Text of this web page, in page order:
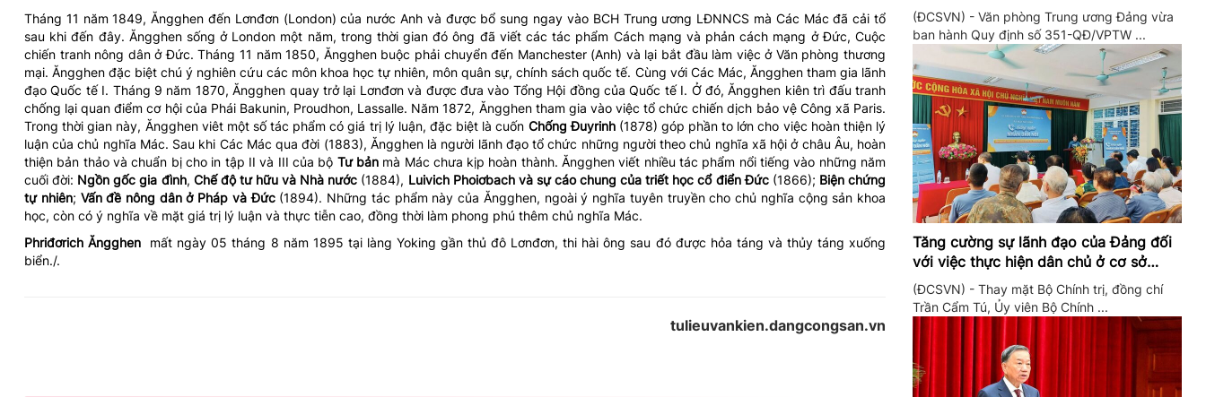
Tháng 11 năm 1849, Ăngghen đến Lơnđơn (London) của nước Anh và được bổ sung ngay vào BCH Trung ương LĐNNCS mà Các Mác đã cải tổ
sau khi đến đây. Ăngghen sống ở London một năm, trong thời gian đó ông đã viết các tác phẩm Cách mạng và phản cách mạng ở Đức, Cuộc
chiến tranh nông dân ở Đức. Tháng 11 năm 1850, Ăngghen buộc phải chuyển đến Manchester (Anh) và lại bắt đầu làm việc ở Văn phòng thương
mại. Ăngghen đặc biệt chú ý nghiên cứu các môn khoa học tự nhiên, môn quân sự, chính sách quốc tế. Cùng với Các Mác, Ăngghen tham gia lãnh
đạo Quốc tế I. Tháng 9 năm 1870, Ăngghen quay trở lại Lơnđơn và được đưa vào Tổng Hội đồng của Quốc tế I. Ở đó, Ăngghen kiên trì đấu tranh
chống lại quan điểm cơ hội của Phái Bakunin, Proudhon, Lassalle. Năm 1872, Ăngghen tham gia vào việc tổ chức chiến dịch bảo vệ Công xã Paris.
Trong thời gian này, Ăngghen viêt một số tác phẩm có giá trị lý luận, đặc biệt là cuốn Chống Đuyrinh(1878) góp phần to lớn cho việc hoàn thiện lý
luận của chủ nghĩa Mác. Sau khi Các Mác qua đời (1883), Ăngghen là người lãnh đạo tổ chức những người theo chủ nghĩa xã hội ở châu Âu, hoàn
thiện bản thảo và chuẩn bị cho in tập II và III của bộ Tư bảnmà Mác chưa kịp hoàn thành. Ăngghen viết nhiều tác phẩm nổi tiếng vào những năm
cuối đời: Ngồn gốc gia đình, Chế độ tư hữu và Nhà nước (1884), Luivich Phoiơbach và sự cáo chung của triết học cổ điển Đức(1866); Biện chứng
tự nhiên; Vấn đề nông dân ở Pháp và Đức(1894). Những tác phẩm này của Ăngghen, ngoài ý nghĩa tuyên truyền cho chủ nghĩa cộng sản khoa
học, còn có ý nghĩa về mặt giá trị lý luận và thực tiễn cao, đồng thời làm phong phú thêm chủ nghĩa Mác.
Phriđơrich Ăngghen
mất ngày 05 tháng 8 năm 1895 tại làng Yoking gần thủ đô Lơnđơn, thi hài ông sau đó được hỏa táng và thủy táng xuống
biển./.
tulieuvankien.dangcongsan.vn
hành của Trung ương Đảng và Văn
phòng Trung ương Đảng
(ĐCSVN) - Văn phòng Trung ương Đảng vừa
ban hành Quy định số 351-QĐ/VPTW ...
Tăng cường sự lãnh đạo của Đảng đối
với việc thực hiện dân chủ ở cơ sở
trong giai đoạn mới
(ĐCSVN) - Thay mặt Bộ Chính trị, đồng chí
Trần Cẩm Tú, Ủy viên Bộ Chính ...